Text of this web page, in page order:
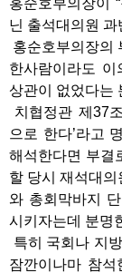
홍순호부의장이
닌 출석대의원 과
홍순호부의장의
한사람이라도
상관이 없었다는
치협정관 제37
으로 한다’라고
해석한다면 부결
할 당시 재석대의
와 총회막바지
시키자는데 분명
특히 국회나 지
잠깐이나마 참